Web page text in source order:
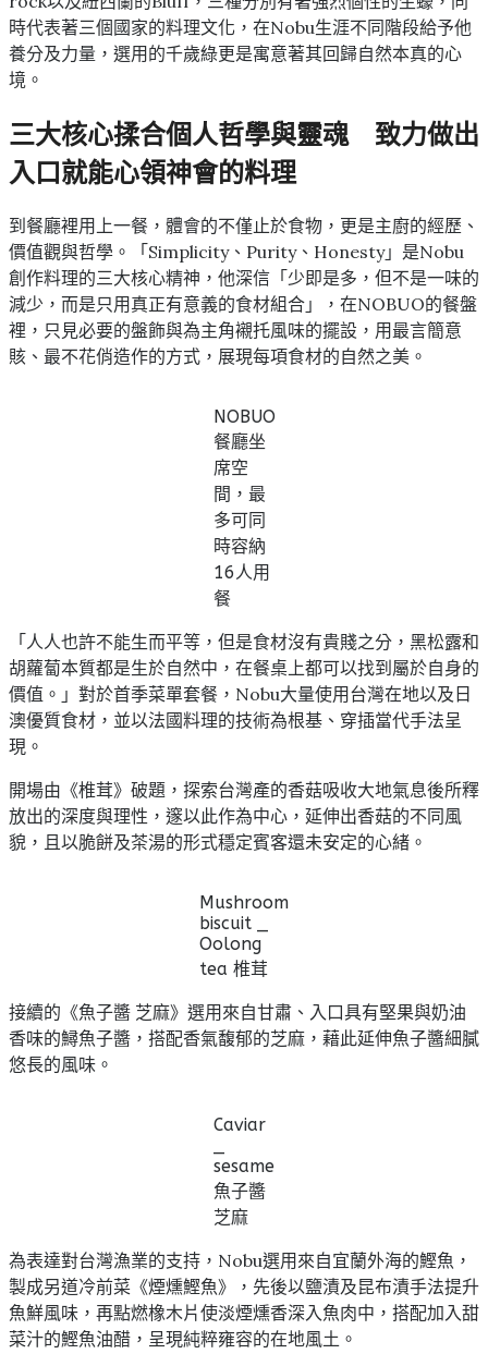
時代表著三個國家的料理文化，在Nobu生涯不同階段給予他
養分及力量，選用的千歲綠更是寓意著其回歸自然本真的心
境。
三大核心揉合個人哲學與靈魂 致力做出
入口就能心領神會的料理
到餐廳裡用上一餐，體會的不僅止於食物，更是主廚的經歷、
價值觀與哲學。「Simplicity、Purity、Honesty」是Nobu
創作料理的三大核心精神，他深信「少即是多，但不是一味的
減少，而是只用真正有意義的食材組合」，在NOBUO的餐盤
裡，只見必要的盤飾與為主角襯托風味的擺設，用最言簡意
賅、最不花俏造作的方式，展現每項食材的自然之美。
NOBUO
餐廳坐
席空
間，最
多可同
時容納
16人用
餐
「人人也許不能生而平等，但是食材沒有貴賤之分，黑松露和
胡蘿蔔本質都是生於自然中，在餐桌上都可以找到屬於自身的
價值。」對於首季菜單套餐，Nobu大量使用台灣在地以及日
澳優質食材，並以法國料理的技術為根基、穿插當代手法呈
現。
開場由《椎茸》破題，探索台灣產的香菇吸收大地氣息後所釋
放出的深度與理性，邃以此作為中心，延伸出香菇的不同風
貌，且以脆餅及茶湯的形式穩定賓客還未安定的心緒。
Mushroom
biscuit _
Oolong
tea 椎茸
接續的《魚子醬 芝麻》選用來自甘肅、入口具有堅果與奶油
香味的鱘魚子醬，搭配香氣馥郁的芝麻，藉此延伸魚子醬細膩
悠長的風味。
Caviar
sesame
魚子醬
芝麻
為表達對台灣漁業的支持，Nobu選用來自宜蘭外海的鰹魚，
製成另道冷前菜《煙燻鰹魚》，先後以鹽漬及昆布漬手法提升
魚鮮風味，再點燃橡木片使淡煙燻香深入魚肉中，搭配加入甜
菜汁的鰹魚油醋，呈現純粹雍容的在地風土。